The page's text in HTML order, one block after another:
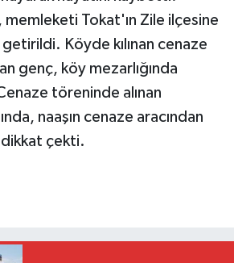
Tokat'ın Zile ilçesine
Köyde kılınan cenaze
genç, köy mezarlığında
töreninde alınan
naaşın cenaze aracından
dikkat çekti.